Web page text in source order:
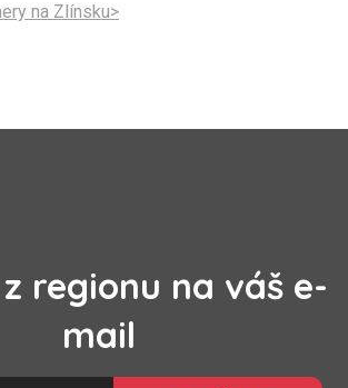
na Zlínsku>
regionu na váš e-
mail